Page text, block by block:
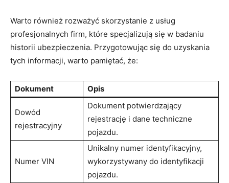
Warto również rozważyć skorzystanie z usług
profesjonalnych firm, które specjalizują się w badaniu
historii ubezpieczenia. Przygotowując się do uzyskania
tych informacji, warto pamiętać, że:
Dokument Opis
Dowód
rejestracyjny
Dokument potwierdzający
rejestrację i dane techniczne
pojazdu.
Numer VIN
Unikalny numer identyfikacyjny,
wykorzystywany do identyfikacji
pojazdu.